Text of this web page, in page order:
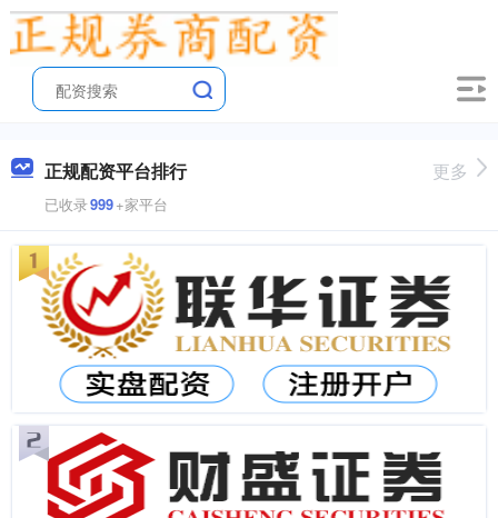
正规配资平台排行
已收录999+家平台
更多